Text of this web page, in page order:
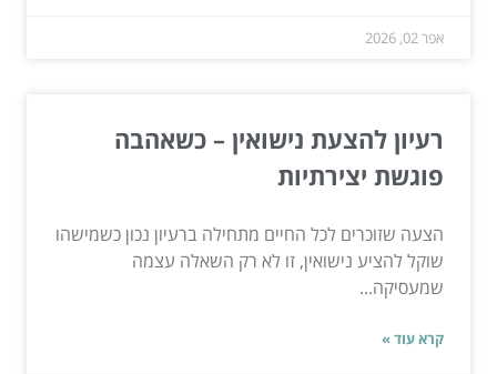
אפר 02, 2026
רעיון להצעת נישואין – כשאהבה
פוגשת יצירתיות
הצעה שזוכרים לכל החיים מתחילה ברעיון נכון כשמישהו
שוקל להציע נישואין, זו לא רק השאלה עצמה
שמעסיקה...
קרא עוד »